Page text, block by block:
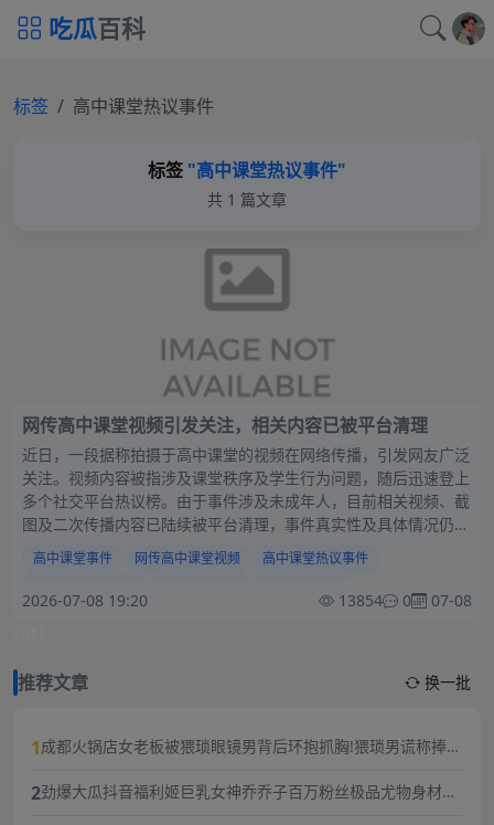
吃瓜百科
标签 高中课堂热议事件
标签 "高中课堂热议事件"
共 1 篇文章
网传高中课堂视频引发关注，相关内容已被平台清理
近日，一段据称拍摄于高中课堂的视频在网络传播，引发网友广泛
关注。视频内容被指涉及课堂秩序及学生行为问题，随后迅速登上
多个社交平台热议榜。由于事件涉及未成年人，目前相关视频、截
图及二次传播内容已陆续被平台清理，事件真实性及具体情况仍有
待官方进一步核实。
高中课堂事件 网传高中课堂视频
高中课堂热议事件
2026-07-08 19:20 13854 0 07-08
推荐文章
换一批
1成都火锅店女老板被猥琐眼镜男背后环抱抓胸!猥琐男谎称捧女
2劲爆大瓜抖音福利姬巨乳女神乔乔子百万粉丝极品尤物身材纤